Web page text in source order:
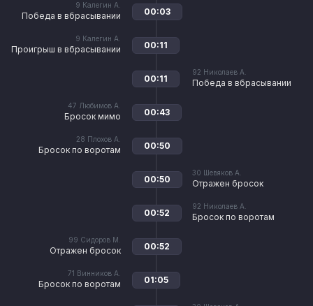
9 Калегин А.
Победа в вбрасывании 00:03
9 Калегин А.
Проигрыш в вбрасывании 00:11
92 Николаев А.
Победа в вбрасывании
00:11
47 Любимов А.
Бросок мимо 00:43
28 Плохов А.
Бросок по воротам 00:50
30 Шевяков А.
Отражен бросок
00:50
92 Николаев А.
Бросок по воротам
00:52
99 Сидоров М.
Отражен бросок 00:52
71 Винников А.
Бросок по воротам 01:05